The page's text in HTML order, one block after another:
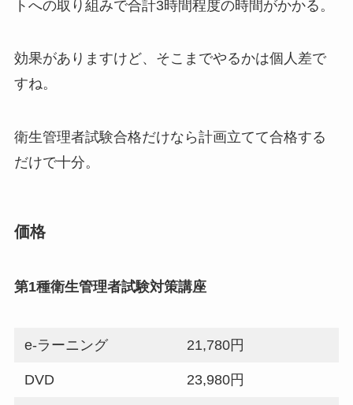
トへの取り組みで合計3時間程度の時間がかかる。
効果がありますけど、そこまでやるかは個人差で
すね。
衛生管理者試験合格だけなら計画立てて合格する
だけで十分。
価格
第1種衛生管理者試験対策講座
e-ラーニング 21,780円
DVD 23,980円